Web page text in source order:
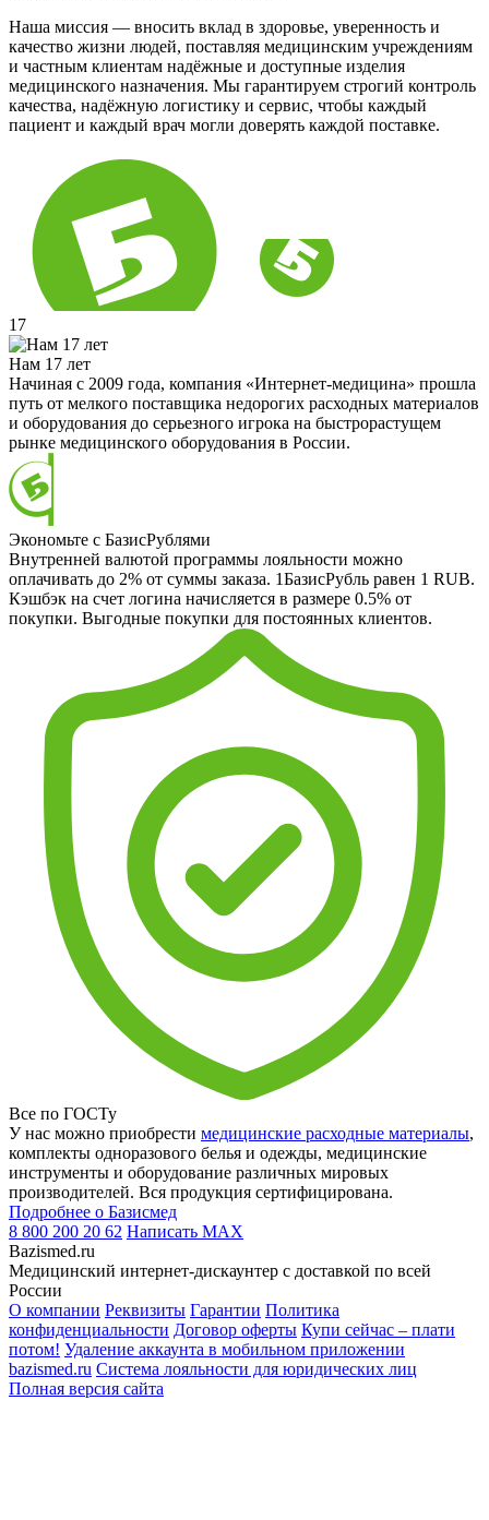
Наша миссия — вносить вклад в здоровье, уверенность и
качество жизни людей, поставляя медицинским учреждениям
и частным клиентам надёжные и доступные изделия
медицинского назначения. Мы гарантируем строгий контроль
качества, надёжную логистику и сервис, чтобы каждый
пациент и каждый врач могли доверять каждой поставке.
17
Нам 17 лет
Начиная с 2009 года, компания «Интернет-медицина» прошла
путь от мелкого поставщика недорогих расходных материалов
и оборудования до серьезного игрока на быстрорастущем
рынке медицинского оборудования в России.
Экономьте с БазисРублями
Внутренней валютой программы лояльности можно
оплачивать до 2% от суммы заказа. 1БазисРубль равен 1 RUB.
Кэшбэк на счет логина начисляется в размере 0.5% от
покупки. Выгодные покупки для постоянных клиентов.
Все по ГОСТу
У нас можно приобрести медицинские расходные материалы,
комплекты одноразового белья и одежды, медицинские
инструменты и оборудование различных мировых
производителей. Вся продукция сертифицирована.
Подробнее о Базисмед
8 800 200 20 62 Написать MAX
Bazismed.ru
Медицинский интернет-дискаунтер с доставкой по всей
России
О компании Реквизиты Гарантии Политика
конфиденциальности Договор оферты Купи сейчас – плати
потом! Удаление аккаунта в мобильном приложении
bazismed.ru Система лояльности для юридических лиц
Полная версия сайта